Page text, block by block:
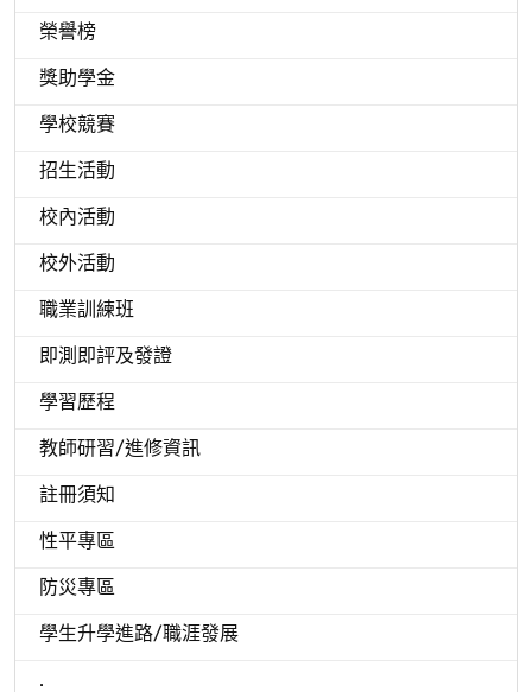
榮譽榜
獎助學金
學校競賽
招生活動
校內活動
校外活動
職業訓練班
即測即評及發證
學習歷程
教師研習/進修資訊
註冊須知
性平專區
防災專區
學生升學進路/職涯發展
.